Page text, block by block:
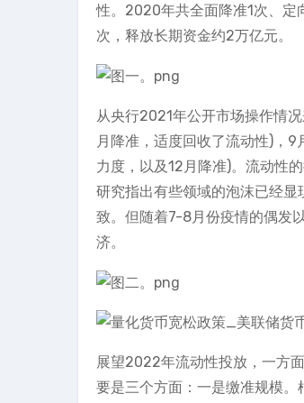
性。2020年共全面降准1次、定
次，释放长期资金约2万亿元。
从央行2021年公开市场操作情
月降准，适度回收了流动性)，
力度，以及12月降准)。流动性
研究指出有些领域的泡沫已经
致。但随着7-8月份疫情的偶发
济。
展望2022年流动性投放，一方
要是三个方面：一是缴准规模